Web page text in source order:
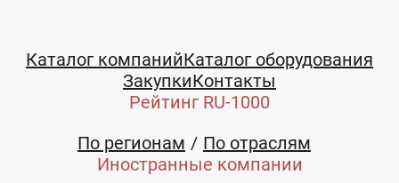
Каталог компанийКаталог оборудования
ЗакупкиКонтакты
Рейтинг RU-1000
По регионам
По отраслям
Иностранные компании